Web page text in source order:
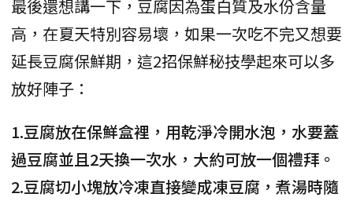
最後還想講一下，豆腐因為蛋白質及水份含量
高，在夏天特別容易壞，如果一次吃不完又想要
延長豆腐保鮮期，這2招保鮮秘技學起來可以多
放好陣子：
1.豆腐放在保鮮盒裡，用乾淨冷開水泡，水要蓋
過豆腐並且2天換一次水，大約可放一個禮拜。
2.豆腐切小塊放冷凍直接變成凍豆腐，煮湯時隨